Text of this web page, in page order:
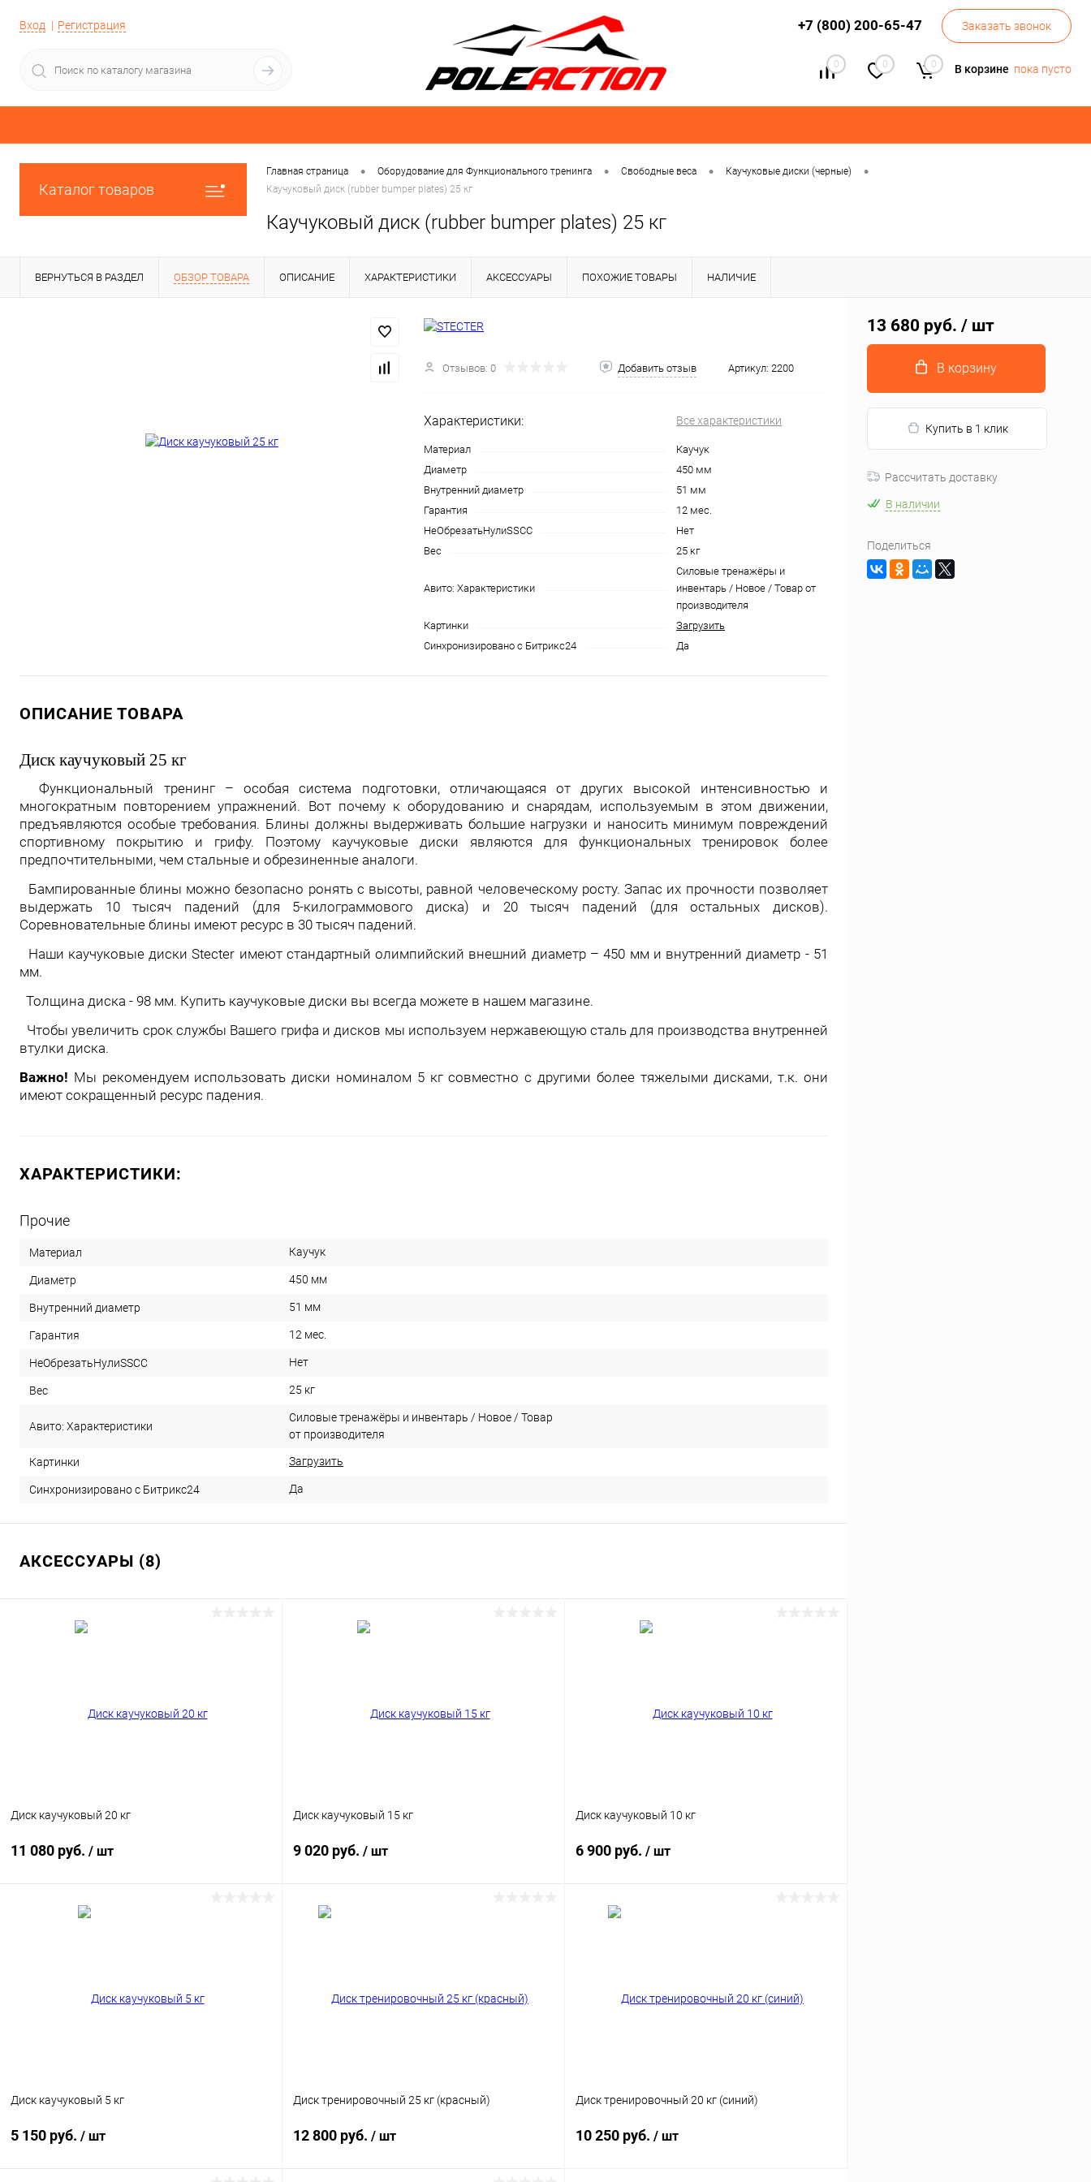
Вход Регистрация +7 (800) 200-65-47 Заказать звонок
0 0 0 В корзине пока пусто
Каталог товаров
Главная страница • Оборудование для Функционального тренинга • Свободные веса • Каучуковые диски (черные) •
Каучуковый диск (rubber bumper plates) 25 кг
Каучуковый диск (rubber bumper plates) 25 кг
ВЕРНУТЬСЯ В РАЗДЕЛ ОБЗОР ТОВАРА ОПИСАНИЕ ХАРАКТЕРИСТИКИ АКСЕССУАРЫ ПОХОЖИЕ ТОВАРЫ НАЛИЧИЕ
Отзывов: 0 Добавить отзыв Артикул: 2200
Характеристики: Все характеристики
Материал
Каучук
Диаметр
450 мм
Внутренний диаметр
51 мм
Гарантия
12 мес.
НеОбрезатьНулиSSCC
Нет
Вес
25 кг
Авито: Характеристики
Силовые тренажёры и
инвентарь / Новое / Товар от
производителя
Картинки
Загрузить
Синхронизировано с Битрикс24
Да
ОПИСАНИЕ ТОВАРА
Диск каучуковый 25 кг
Функциональный тренинг – особая система подготовки, отличающаяся от других высокой интенсивностью и
многократным повторением упражнений. Вот почему к оборудованию и снарядам, используемым в этом движении,
предъявляются особые требования. Блины должны выдерживать большие нагрузки и наносить минимум повреждений
спортивному покрытию и грифу. Поэтому каучуковые диски являются для функциональных тренировок более
предпочтительными, чем стальные и обрезиненные аналоги.
Бампированные блины можно безопасно ронять с высоты, равной человеческому росту. Запас их прочности позволяет
выдержать 10 тысяч падений (для 5-килограммового диска) и 20 тысяч падений (для остальных дисков).
Соревновательные блины имеют ресурс в 30 тысяч падений.
Наши каучуковые диски Stecter имеют стандартный олимпийский внешний диаметр – 450 мм и внутренний диаметр - 51
мм.
Толщина диска - 98 мм. Купить каучуковые диски вы всегда можете в нашем магазине.
Чтобы увеличить срок службы Вашего грифа и дисков мы используем нержавеющую сталь для производства внутренней
втулки диска.
Важно! Мы рекомендуем использовать диски номиналом 5 кг совместно с другими более тяжелыми дисками, т.к. они
имеют сокращенный ресурс падения.
ХАРАКТЕРИСТИКИ:
Прочие
Материал Каучук
Диаметр 450 мм
Внутренний диаметр 51 мм
Гарантия 12 мес.
НеОбрезатьНулиSSCC Нет
Вес 25 кг
Авито: Характеристики
Силовые тренажёры и инвентарь / Новое / Товар
от производителя
Картинки Загрузить
Синхронизировано с Битрикс24 Да
АКСЕССУАРЫ (8)
Диск каучуковый 20 кг
11 080 руб. / шт
Диск каучуковый 15 кг
9 020 руб. / шт
Диск каучуковый 10 кг
6 900 руб. / шт
Диск каучуковый 5 кг
5 150 руб. / шт
Диск тренировочный 25 кг (красный)
12 800 руб. / шт
Диск тренировочный 20 кг (синий)
10 250 руб. / шт
13 680 руб. / шт
В корзину
Купить в 1 клик
Рассчитать доставку
В наличии
Поделиться